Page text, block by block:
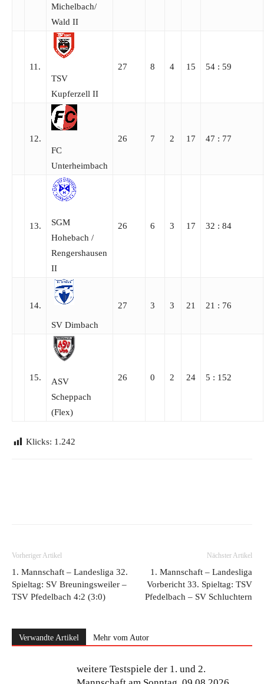
Michelbach/​
Wald II
11.
TSV
Kupferzell II
27 8 4 15 54 : 59
12.
FC
Unterheimbach
26 7 2 17 47 : 77
13.
SGM
Hohebach /​
Rengershausen
II
26 6 3 17 32 : 84
14.
SV Dimbach
27 3 3 21 21 : 76
15.
ASV
Scheppach
(Flex)
26 0 2 24 5 : 152
Klicks: 1.242
Vorheriger Artikel
1. Mannschaft – Landesliga 32.
Spieltag: SV Breuningsweiler –
TSV Pfedelbach 4:2 (3:0)
Nächster Artikel
1. Mannschaft – Landesliga
Vorbericht 33. Spieltag: TSV
Pfedelbach – SV Schluchtern
Verwandte Artikel Mehr vom Autor
weitere Testspiele der 1. und 2.